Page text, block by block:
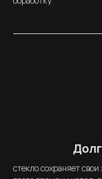
стекло сохраняет